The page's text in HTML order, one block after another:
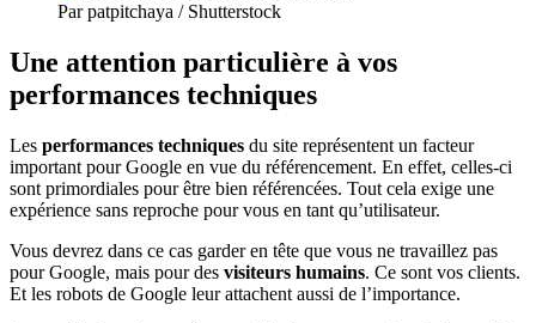
Par patpitchaya / Shutterstock
Une attention particulière à vos
performances techniques
Les performances techniques du site représentent un facteur
important pour Google en vue du référencement. En effet, celles-ci
sont primordiales pour être bien référencées. Tout cela exige une
expérience sans reproche pour vous en tant qu’utilisateur.
Vous devrez dans ce cas garder en tête que vous ne travaillez pas
pour Google, mais pour des visiteurs humains. Ce sont vos clients.
Et les robots de Google leur attachent aussi de l’importance.